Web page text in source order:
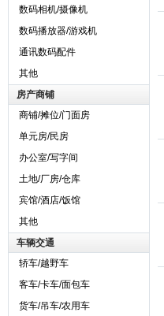
数码相机/摄像机
数码播放器/游戏机
通讯数码配件
其他
房产商铺
商铺/摊位/门面房
单元房/民房
办公室/写字间
土地/厂房/仓库
宾馆/酒店/饭馆
其他
车辆交通
轿车/越野车
客车/卡车/面包车
货车/吊车/农用车